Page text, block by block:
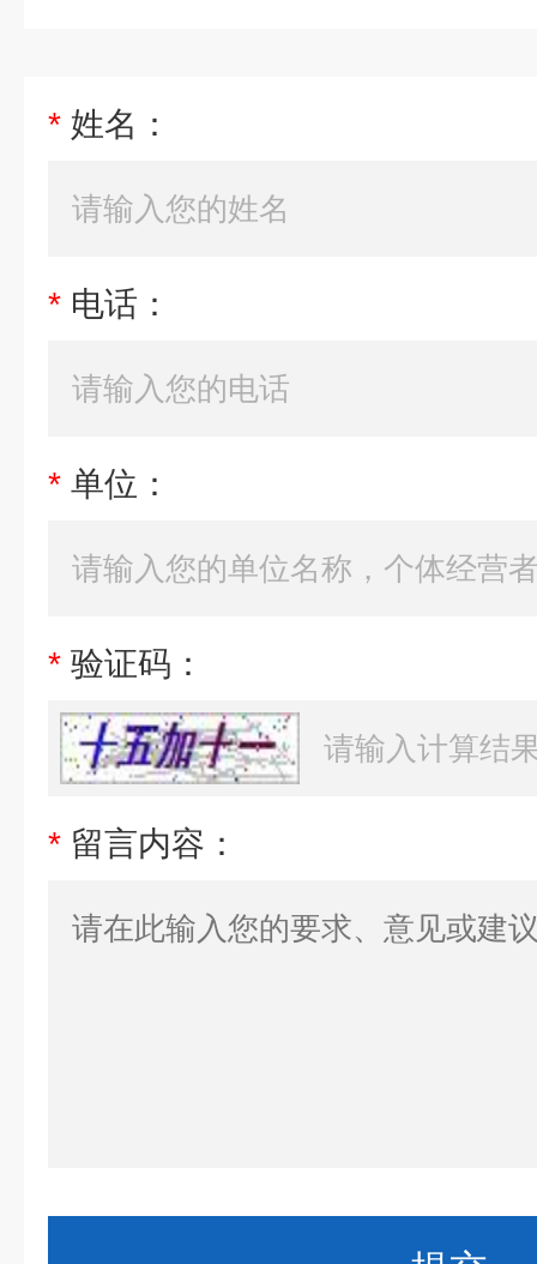
* 姓名：
* 电话：
* 单位：
* 验证码：
* 留言内容：